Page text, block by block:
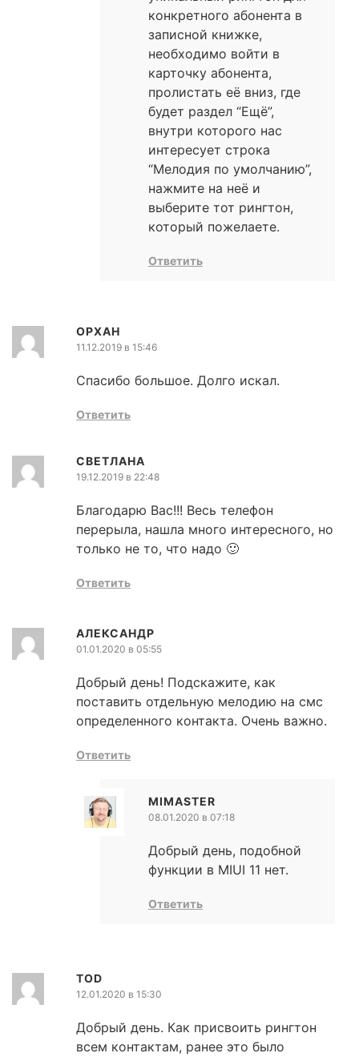
конкретного абонента в
записной книжке,
необходимо войти в
карточку абонента,
пролистать её вниз, где
будет раздел “Ещё”,
внутри которого нас
интересует строка
“Мелодия по умолчанию”,
нажмите на неё и
выберите тот рингтон,
который пожелаете.
Ответить
ОРХАН
11.12.2019 в 15:46
Спасибо большое. Долго искал.
Ответить
СВЕТЛАНА
19.12.2019 в 22:48
Благодарю Вас!!! Весь телефон
перерыла, нашла много интересного, но
только не то, что надо 🙂
Ответить
АЛЕКСАНДР
01.01.2020 в 05:55
Добрый день! Подскажите, как
поставить отдельную мелодию на смс
определенного контакта. Очень важно.
Ответить
MIMASTER
08.01.2020 в 07:18
Добрый день, подобной
функции в MIUI 11 нет.
Ответить
TOD
12.01.2020 в 15:30
Добрый день. Как присвоить рингтон
всем контактам, ранее это было